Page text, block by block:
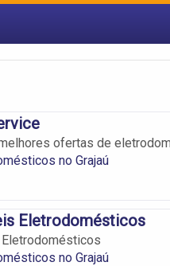
ofertas de
no Grajaú
Eletrodomésticos
no Grajaú